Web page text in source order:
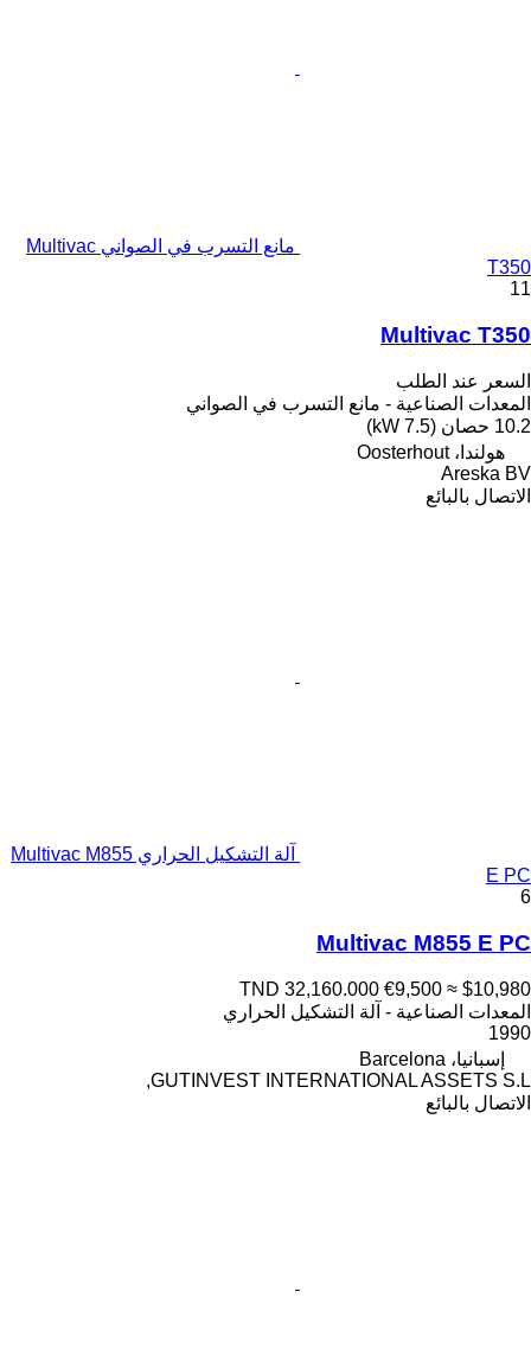
مانع التسرب في الصواني Multivac
T350
11
Multivac T350
السعر عند الطلب
المعدات الصناعية - مانع التسرب في الصواني
10.2 حصان (7.5 kW)
هولندا، Oosterhout
Areska BV
الاتصال بالبائع
آلة التشكيل الحراري Multivac M855
E PC
6
Multivac M855 E PC
TND 32,160.000 €9,500 ≈ $10,980
المعدات الصناعية - آلة التشكيل الحراري
1990
إسبانيا، Barcelona
GUTINVEST INTERNATIONAL ASSETS S.L,
الاتصال بالبائع